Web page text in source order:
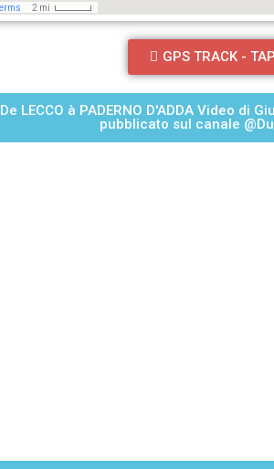
GPS TRACK -
De LECCO à PADERNO D'ADDA Video di
pubblicato sul canale